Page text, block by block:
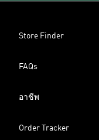
Store Finder
FAQs
อาชีพ
Order Tracker